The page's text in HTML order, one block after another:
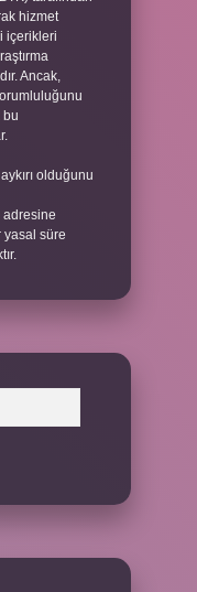
hizmet
içerikleri
Ancak,
bu
olduğunu
adresine
süre